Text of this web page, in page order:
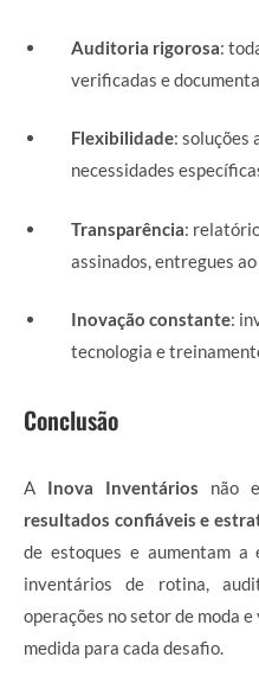
Auditoria rigorosa:
verificadas e
Flexibilidade: soluções
necessidades
Transparência:
assinados, entregues
Inovação constante:
tecnologia e
Conclusão
A Inova Inventários não
resultados confiáveis e
de estoques e aumentam a
inventários de rotina,
operações no setor de moda
medida para cada desafio.